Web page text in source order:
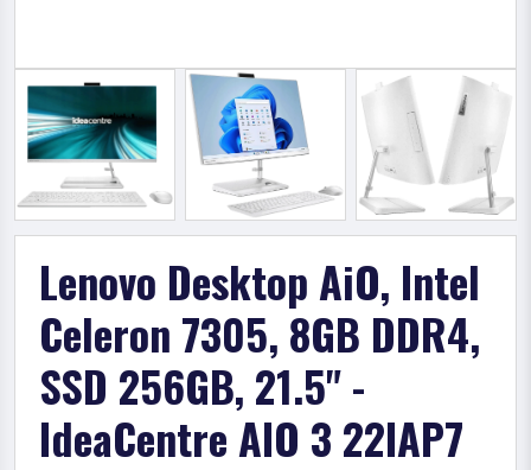
Lenovo Desktop AiO, Intel
Celeron 7305, 8GB DDR4,
SSD 256GB, 21.5" -
IdeaCentre AIO 3 22IAP7